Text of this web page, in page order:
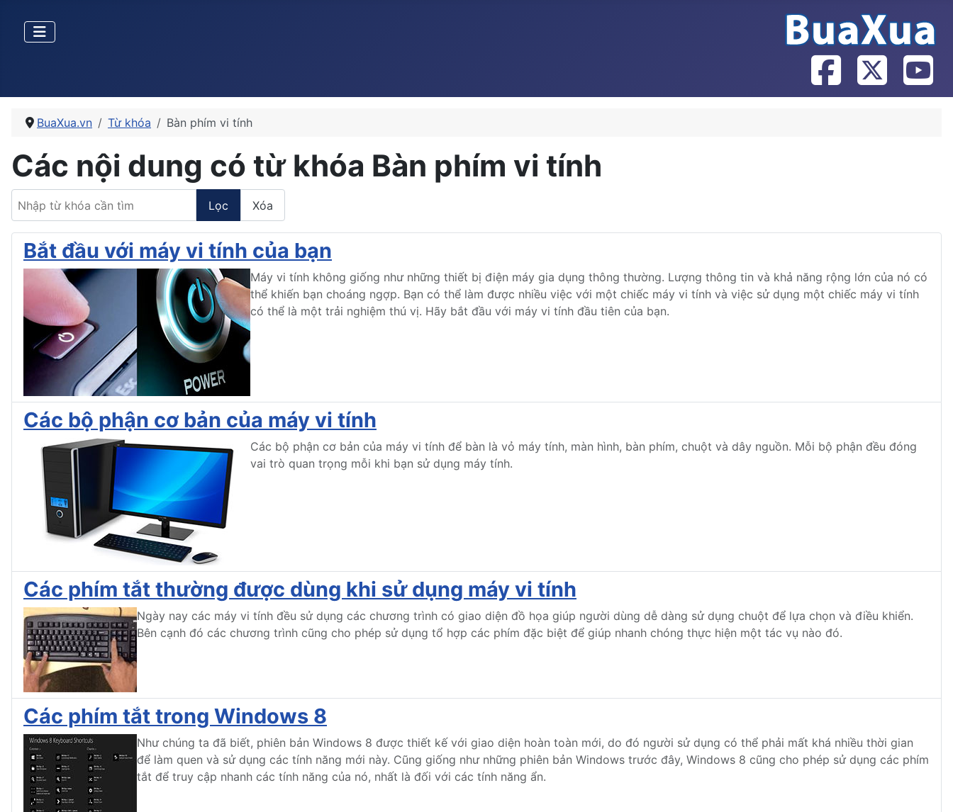
BuaXua.vn Từ khóa Bàn phím vi tính
Các nội dung có từ khóa Bàn phím vi tính
Nhập từ khóa cần tìm
Lọc Xóa
Bắt đầu với máy vi tính của bạn
Máy vi tính không giống như những thiết bị điện máy gia dụng thông thường. Lượng thông tin và khả năng rộng lớn của nó có
thể khiến bạn choáng ngợp. Bạn có thể làm được nhiều việc với một chiếc máy vi tính và việc sử dụng một chiếc máy vi tính
có thể là một trải nghiệm thú vị. Hãy bắt đầu với máy vi tính đầu tiên của bạn.
Các bộ phận cơ bản của máy vi tính
Các bộ phận cơ bản của máy vi tính để bàn là vỏ máy tính, màn hình, bàn phím, chuột và dây nguồn. Mỗi bộ phận đều đóng
vai trò quan trọng mỗi khi bạn sử dụng máy tính.
Các phím tắt thường được dùng khi sử dụng máy vi tính
Ngày nay các máy vi tính đều sử dụng các chương trình có giao diện đồ họa giúp người dùng dễ dàng sử dụng chuột để lựa chọn và điều khiển.
Bên cạnh đó các chương trình cũng cho phép sử dụng tổ hợp các phím đặc biệt để giúp nhanh chóng thực hiện một tác vụ nào đó.
Các phím tắt trong Windows 8
Như chúng ta đã biết, phiên bản Windows 8 được thiết kế với giao diện hoàn toàn mới, do đó người sử dụng có thể phải mất khá nhiều thời gian
để làm quen và sử dụng các tính năng mới này. Cũng giống như những phiên bản Windows trước đây, Windows 8 cũng cho phép sử dụng các phím
tắt để truy cập nhanh các tính năng của nó, nhất là đối với các tính năng ẩn.